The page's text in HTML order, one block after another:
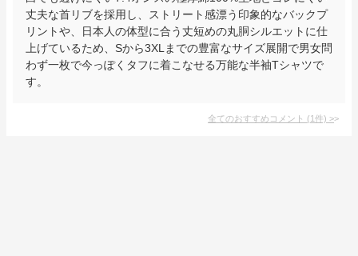
丈夫な首リブを採用し、ストリート感漂う印象的なバックプ
リントや、日本人の体型に合う丈短めの丸胴シルエットに仕
上げているため、Sから3XLまでの豊富なサイズ展開で男女問
わず一枚で今っぽくタフに着こなせる万能な半袖Tシャツで
す。
全てのおすすめコメント (1件) >